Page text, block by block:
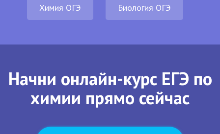
Химия ОГЭ Биология ОГЭ
Начни онлайн-курс ЕГЭ по
химии прямо сейчас